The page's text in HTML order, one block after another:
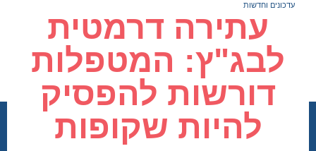
עדכונים וחדשות
עתירה דרמטית
לבג"ץ: המטפלות
דורשות להפסיק
להיות שקופות